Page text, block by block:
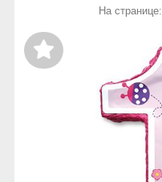
На странице: